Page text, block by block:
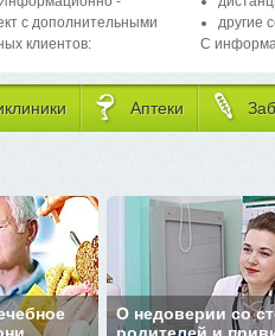
с дополнительными
клиентов:
другие
С
Аптеки
О недоверии со